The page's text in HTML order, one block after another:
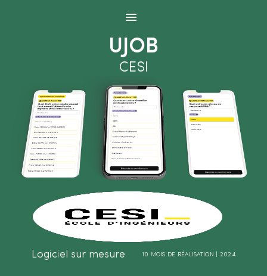
UJOB
CESI
Logiciel sur mesure 10 MOIS DE RÉALISATION | 2024